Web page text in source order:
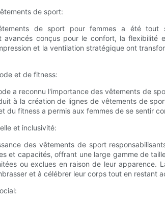
de sport:
de sport pour femmes a été tout
avancés conçus pour le confort, la flexibilité
et la ventilation stratégique ont
et de fitness:
a reconnu l'importance des vêtements de
à la création de lignes de vêtements de
du fitness a permis aux femmes de se sentir
et inclusivité:
des vêtements de sport
et capacités, offrant une large gamme de
ou exclues en raison de leur
et à célébrer leur corps tout en restant